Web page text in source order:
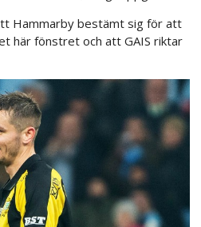
Hammarby bestämt sig för att
här fönstret och att GAIS riktar